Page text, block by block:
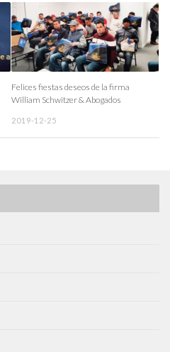
Felices fiestas deseos de la firma
William Schwitzer & Abogados
2019-12-25